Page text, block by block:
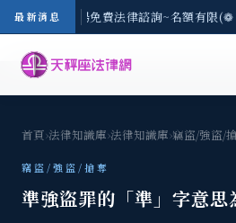
最新消息
-8/3(一) 現場免費法律諮詢~名額有限
首頁›法律知識庫›法律知識庫›竊盜/強盜/
竊盜/強盜/搶奪
準強盜罪的「準」字意思